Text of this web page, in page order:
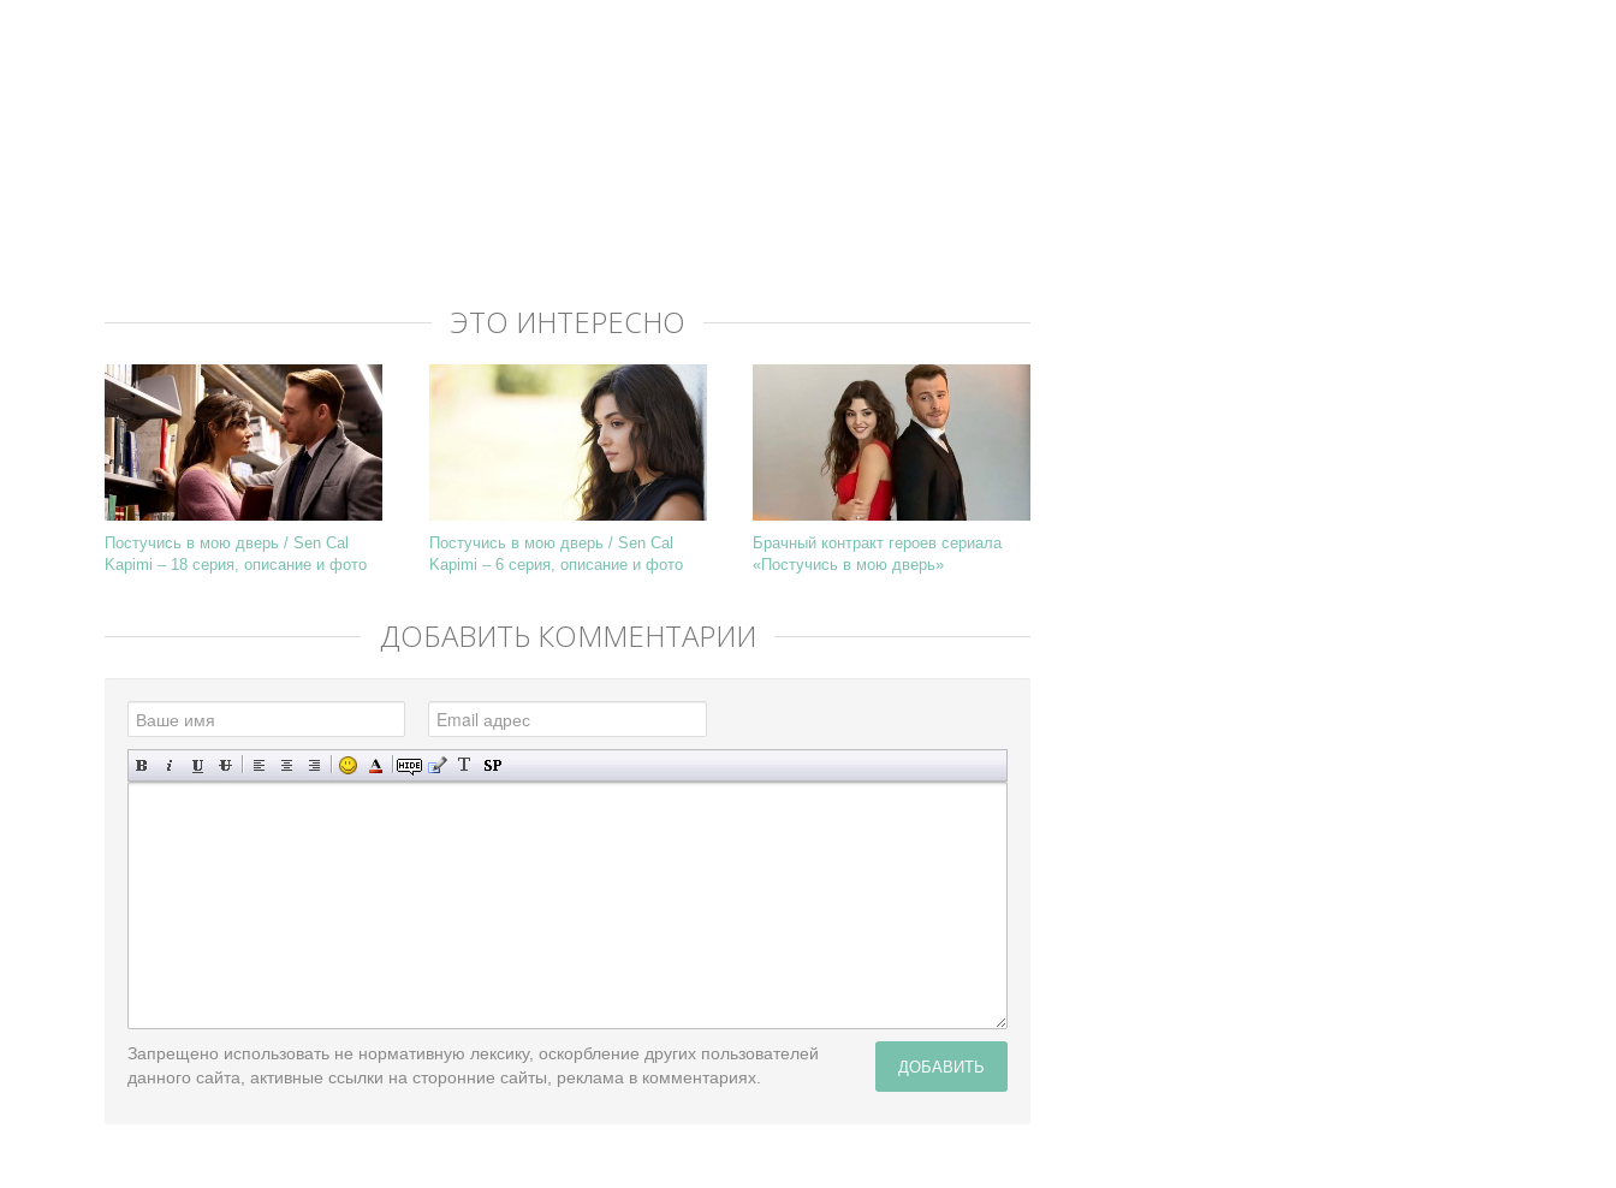
ЭТО ИНТЕРЕСНО
Постучись в мою дверь / Sen Cal
Kapimi – 18 серия, описание и фото
Постучись в мою дверь / Sen Cal
Kapimi – 6 серия, описание и фото
Брачный контракт героев сериала
«Постучись в мою дверь»
ДОБАВИТЬ КОММЕНТАРИЙ
ДОБАВИТЬ
Запрещено использовать не нормативную лексику, оскорбление других пользователей
данного сайта, активные ссылки на сторонние сайты, реклама в комментариях.